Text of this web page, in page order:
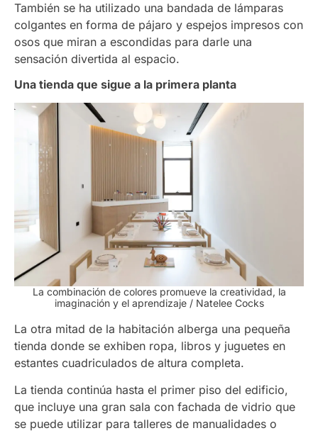
También se ha utilizado una bandada de lámparas
colgantes en forma de pájaro y espejos impresos con
osos que miran a escondidas para darle una
sensación divertida al espacio.
Una tienda que sigue a la primera planta
La combinación de colores promueve la creatividad, la
imaginación y el aprendizaje / Natelee Cocks
La otra mitad de la habitación alberga una pequeña
tienda donde se exhiben ropa, libros y juguetes en
estantes cuadriculados de altura completa.
La tienda continúa hasta el primer piso del edificio,
que incluye una gran sala con fachada de vidrio que
se puede utilizar para talleres de manualidades o